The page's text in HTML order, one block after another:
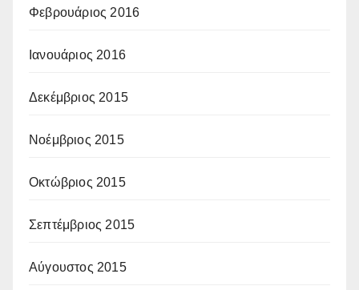
Φεβρουάριος 2016
Ιανουάριος 2016
Δεκέμβριος 2015
Νοέμβριος 2015
Οκτώβριος 2015
Σεπτέμβριος 2015
Αύγουστος 2015